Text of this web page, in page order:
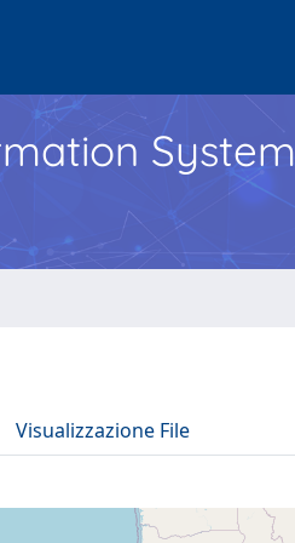
System
Visualizzazione File